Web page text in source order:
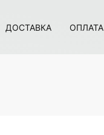
ДОСТАВКА ОПЛАТА